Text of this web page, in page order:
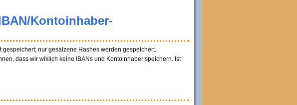
Kontoinhaber-
nur gesalzene Hashes werden gespeichert.
dass wir wiklich keine IBANs und Kontoinhaber speichern. Ist